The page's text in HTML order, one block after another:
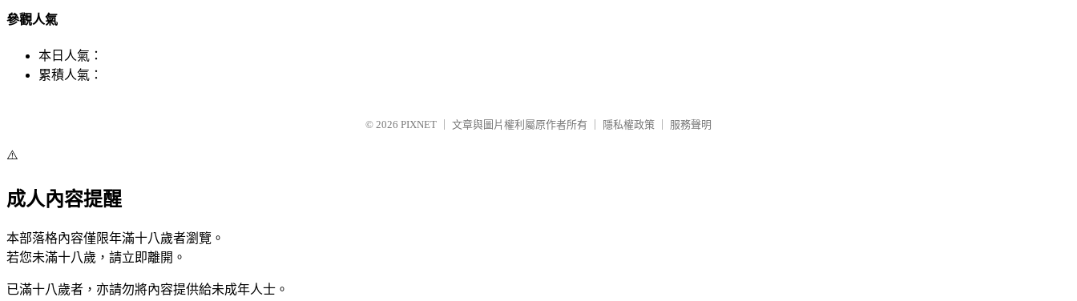
參觀人氣
本日人氣：
累積人氣：
© 2026 PIXNET 文章與圖片權利屬原作者所有 隱私權政策 服務聲明
⚠️
成人內容提醒
本部落格內容僅限年滿十八歲者瀏覽。
若您未滿十八歲，請立即離開。
已滿十八歲者，亦請勿將內容提供給未成年人士。